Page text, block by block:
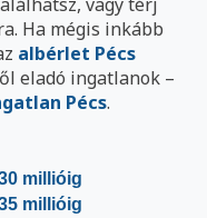
Ha mégis inkább
albérlet Pécs
eladó ingatlanok –
Pécs.
millióig
millióig